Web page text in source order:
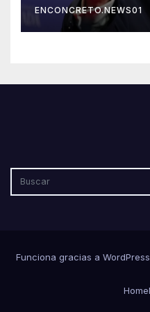
abusos
ENCONCRETO.NEWS01
Funciona gracias a WordPress
Home